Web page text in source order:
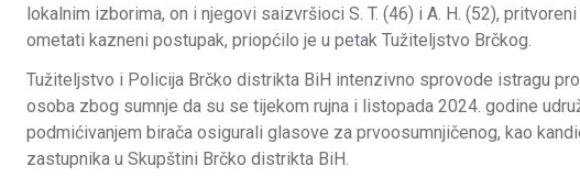
lokalnim izborima, on i njegovi saizvršioci S. T. (46) i A. H. (52),
ometati kazneni postupak, priopćilo je u petak Tužiteljstvo Brčkog.
Tužiteljstvo i Policija Brčko distrikta BiH intenzivno sprovode istragu
osoba zbog sumnje da su se tijekom rujna i listopada 2024. godine
podmićivanjem birača osigurali glasove za prvoosumnjičenog, kao
zastupnika u Skupštini Brčko distrikta BiH.